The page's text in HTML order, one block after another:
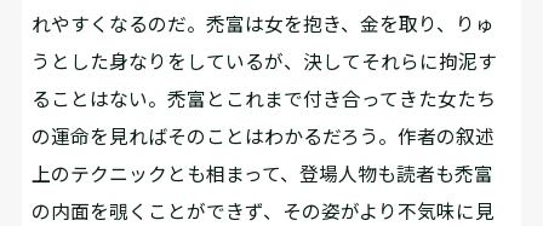
れやすくなるのだ。禿富は女を抱き、金を取り、りゅ
うとした身なりをしているが、決してそれらに拘泥す
ることはない。禿富とこれまで付き合ってきた女たち
の運命を見ればそのことはわかるだろう。作者の叙述
上のテクニックとも相まって、登場人物も読者も禿富
の内面を覗くことができず、その姿がより不気味に見